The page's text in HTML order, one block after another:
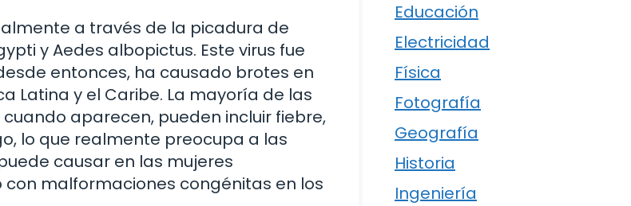
a través de la picadura de
y Aedes albopictus. Este virus fue
entonces, ha causado brotes en
Latina y el Caribe. La mayoría de las
aparecen, pueden incluir fiebre,
lo que realmente preocupa a las
causar en las mujeres
malformaciones congénitas en los
Educación
Electricidad
Física
Fotografía
Geografía
Historia
Ingeniería